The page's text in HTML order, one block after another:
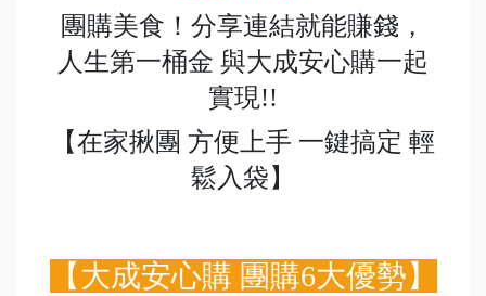
團購美食！分享連結就能賺錢，
人生第一桶金 與大成安心購一起
實現!!
【在家揪團 方便上手 一鍵搞定 輕
鬆入袋】
【大成安心購 團購6大優勢】